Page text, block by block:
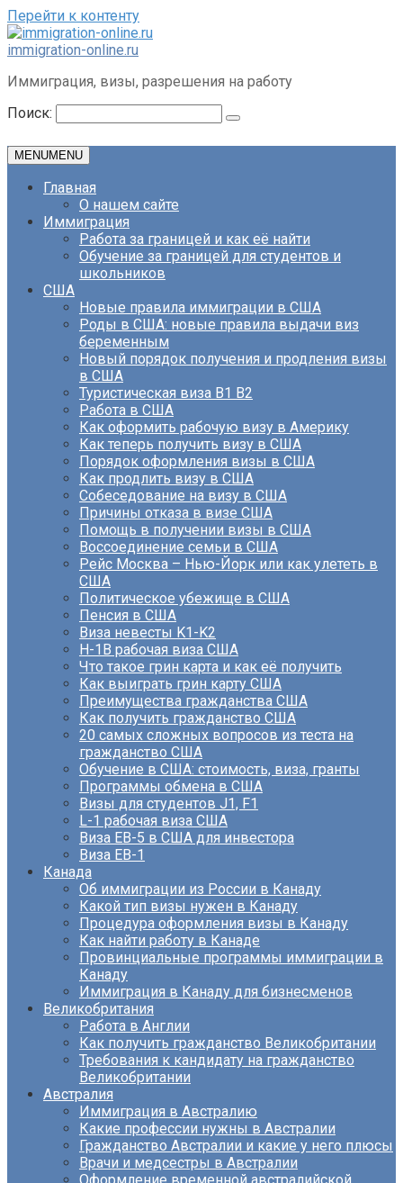
Перейти к контенту
immigration-online.ru
Иммиграция, визы, разрешения на работу
Поиск:
MENUMENU
Главная
О нашем сайте
Иммиграция
Работа за границей и как её найти
Обучение за границей для студентов и
школьников
США
Новые правила иммиграции в США
Роды в США: новые правила выдачи виз
беременным
Новый порядок получения и продления визы
в США
Туристическая виза B1 B2
Работа в США
Как оформить рабочую визу в Америку
Как теперь получить визу в США
Порядок оформления визы в США
Как продлить визу в США
Собеседование на визу в США
Причины отказа в визе США
Помощь в получении визы в США
Воссоединение семьи в США
Рейс Москва – Нью-Йорк или как улететь в
США
Политическое убежище в США
Пенсия в США
Виза невесты K1-K2
H-1B рабочая виза США
Что такое грин карта и как её получить
Как выиграть грин карту США
Преимущества гражданства США
Как получить гражданство США
20 самых сложных вопросов из теста на
гражданство США
Обучение в США: стоимость, виза, гранты
Программы обмена в США
Визы для студентов J1, F1
L-1 рабочая виза США
Виза EB-5 в США для инвестора
Виза ЕВ-1
Канада
Об иммиграции из России в Канаду
Какой тип визы нужен в Канаду
Процедура оформления визы в Канаду
Как найти работу в Канаде
Провинциальные программы иммиграции в
Канаду
Иммиграция в Канаду для бизнесменов
Великобритания
Работа в Англии
Как получить гражданство Великобритании
Требования к кандидату на гражданство
Великобритании
Австралия
Иммиграция в Австралию
Какие профессии нужны в Австралии
Гражданство Австралии и какие у него плюсы
Врачи и медсестры в Австралии